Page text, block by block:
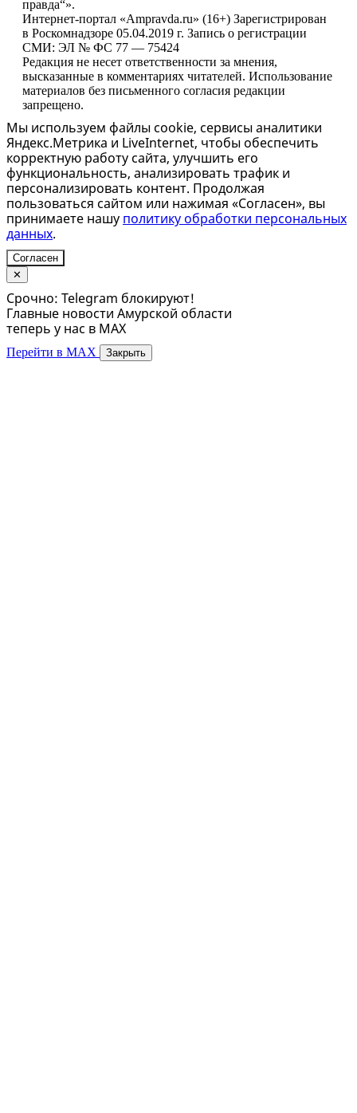
правда“».
Интернет-портал «Ampravda.ru» (16+) Зарегистрирован
в Роскомнадзоре 05.04.2019 г. Запись о регистрации
СМИ: ЭЛ № ФС 77 — 75424
Редакция не несет ответственности за мнения,
высказанные в комментариях читателей. Использование
материалов без письменного согласия редакции
запрещено.
Мы используем файлы cookie, сервисы аналитики
Яндекс.Метрика и LiveInternet, чтобы обеспечить
корректную работу сайта, улучшить его
функциональность, анализировать трафик и
персонализировать контент. Продолжая
пользоваться сайтом или нажимая «Согласен», вы
принимаете нашу политику обработки персональных
данных.
Согласен
✕
Срочно: Telegram блокируют!
Главные новости Амурской области
теперь у нас в MAX
Перейти в MAX Закрыть